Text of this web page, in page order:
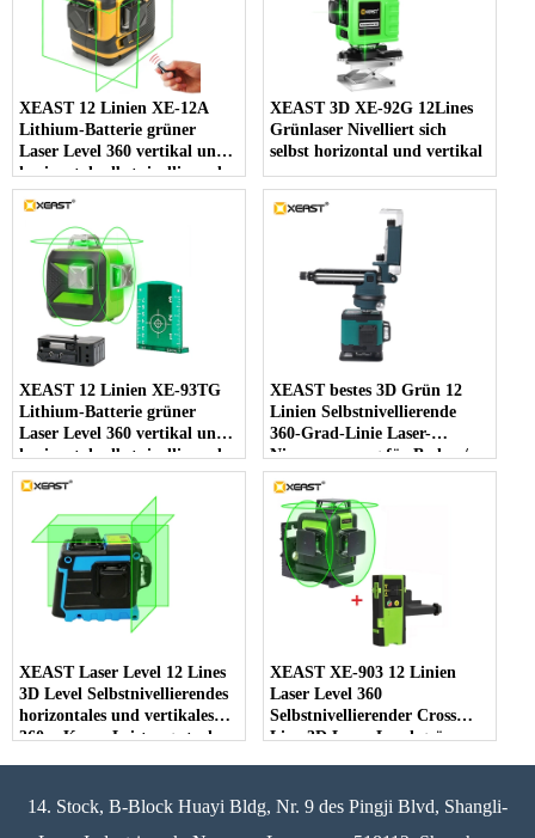
XEAST 12 Linien XE-12A
Lithium-Batterie grüner
Laser Level 360 vertikal und
horizontal selbstnivellierend
Cross Line 3D Laser Level
XEAST 3D XE-92G 12Lines
Grünlaser Nivelliert sich
selbst horizontal und vertikal
XEAST 12 Linien XE-93TG
Lithium-Batterie grüner
Laser Level 360 vertikal und
horizontal selbstnivellierend
Cross Line 3D Laser Level
XEAST bestes 3D Grün 12
Linien Selbstnivellierende
360-Grad-Linie Laser-
Niveaumessung für Boden /
Wand / Decke / Treppe
Dekoration
XEAST Laser Level 12 Lines
3D Level Selbstnivellierendes
horizontales und vertikales
360er-Kreuz Leistungsstarkes
XEAST XE-903 12 Linien
Laser Level 360
Selbstnivellierender Cross
Line 3D Laser Level grüner
verwendet werden
14. Stock, B-Block Huayi Bldg, Nr. 9 des Pingji Blvd, Shangli-